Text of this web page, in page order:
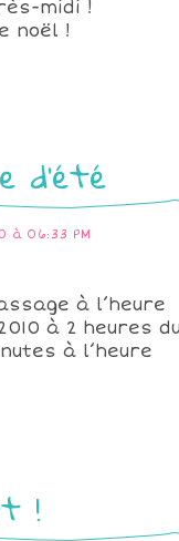
midi !
noël !
d'été
à 06:33 PM
à l’heure
à 2 heures
à l’heure
!